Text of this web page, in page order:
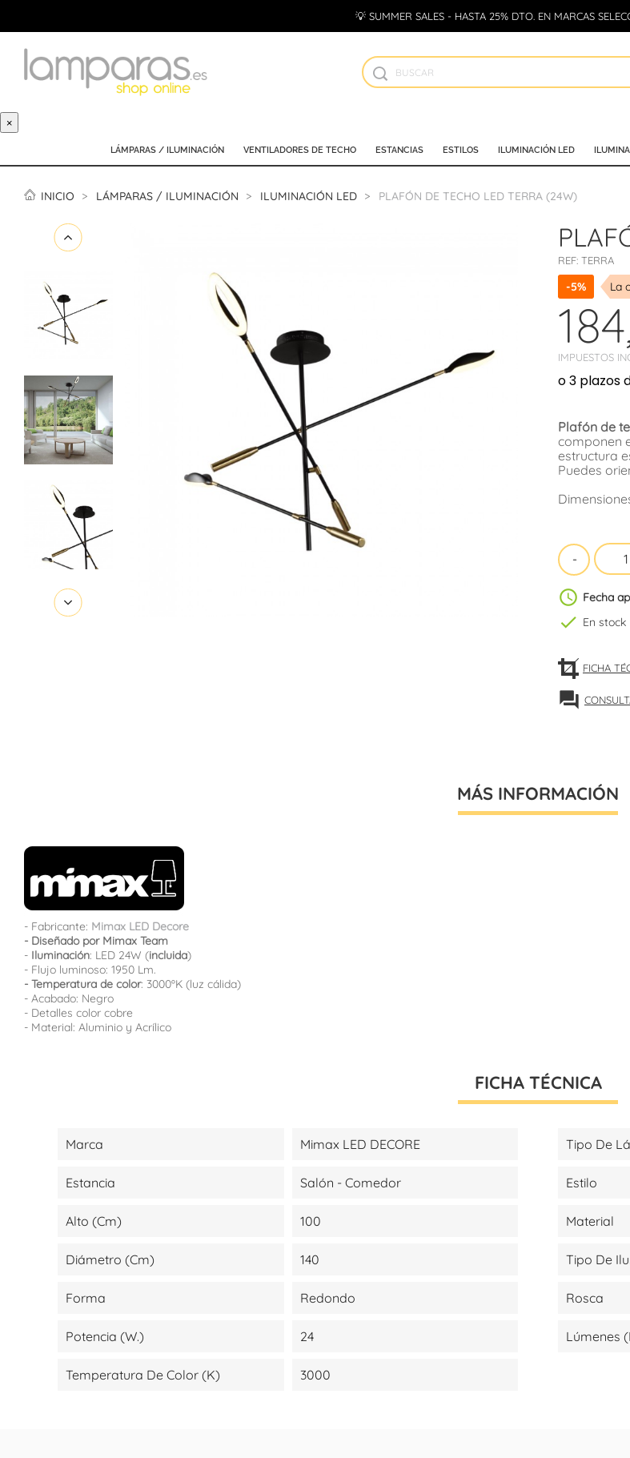
💡 SUMMER SALES - HASTA 25% DTO. EN MARCAS
×
LÁMPARAS / ILUMINACIÓN VENTILADORES DE TECHO ESTANCIAS ESTILOS ILUMINACIÓN LED
INICIO LÁMPARAS / ILUMINACIÓN ILUMINACIÓN LED PLAFÓN DE TECHO LED TERRA (24W)
REF: TERRA
-5% La
IMPUESTOS
Plafón de
componen
estructura
Puedes
schedule Fecha
check En stock
FICHA
forum
MÁS INFORMACIÓN
- Fabricante: Mimax LED Decore
- Diseñado por Mimax Team
- Iluminación: LED 24W (incluida)
- Flujo luminoso: 1950 Lm.
- Temperatura de color: 3000ºK (luz cálida)
- Acabado: Negro
- Detalles color cobre
- Material: Aluminio y Acrílico
FICHA TÉCNICA
Marca Mimax LED DECORE Tipo De
Estancia Salón - Comedor Estilo
Alto (cm) 100 Material
Diámetro (cm) 140 Tipo De
Forma Redondo Rosca
Potencia (W.) 24 Lúmenes
Temperatura De Color (K) 3000